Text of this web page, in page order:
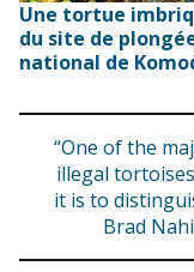
Une tortue
du site de
national de
“One of the
illegal
it is to
Brad